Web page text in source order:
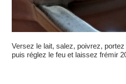
Versez le lait, salez, poivrez,
puis réglez le feu et laissez frémir